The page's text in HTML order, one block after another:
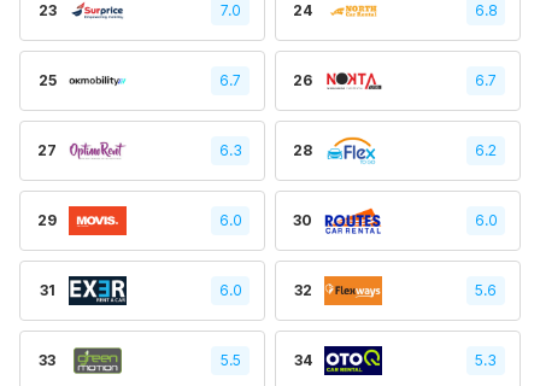
23 7.0 24 6.8
25 6.7 26 6.7
27 6.3 28 6.2
29 6.0 30 6.0
31 6.0 32 5.6
33 5.5 34 5.3